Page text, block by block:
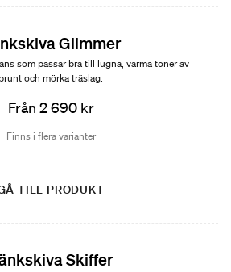
Glimmer
som passar bra till lugna, varma toner av
brunt och mörka träslag.
Från 2 690 kr
Finns i flera varianter
TILL PRODUKT
Skiffer